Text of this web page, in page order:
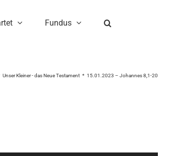
Fundus
Unser Kleiner - das Neue Testament 15.01.2023 – Johannes 8,1-20